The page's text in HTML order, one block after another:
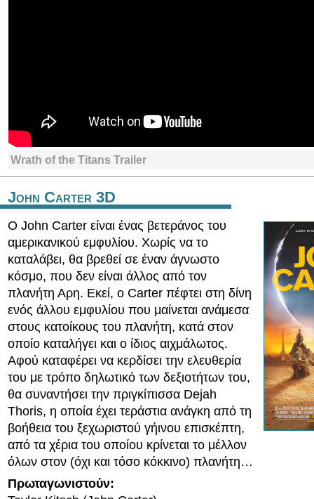
Wrath of the Titans Trailer
John Carter 3D
Ο John Carter είναι ένας βετεράνος του
αμερικανικού εμφυλίου. Χωρίς να το
καταλάβει, θα βρεθεί σε έναν άγνωστο
κόσμο, που δεν είναι άλλος από τον
πλανήτη Αρη. Εκεί, ο Carter πέφτει στη δίνη
ενός άλλου εμφυλίου που μαίνεται ανάμεσα
στους κατοίκους του πλανήτη, κατά στον
οποίο καταλήγει και ο ίδιος αιχμάλωτος.
Αφού καταφέρει να κερδίσει την ελευθερία
του με τρόπο δηλωτικό των δεξιοτήτων του,
θα συναντήσει την πριγκίπισσα Dejah
Thoris, η οποία έχει τεράστια ανάγκη από τη
βοήθεια του ξεχωριστού γήινου επισκέπτη,
από τα χέρια του οποίου κρίνεται το μέλλον
όλων στον (όχι και τόσο κόκκινο) πλανήτη…
Πρωταγωνιστούν: